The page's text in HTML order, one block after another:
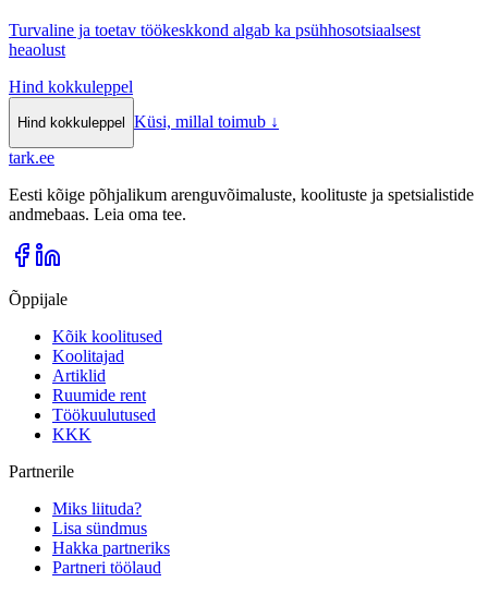
Turvaline ja toetav töökeskkond algab ka psühhosotsiaalsest
heaolust
Hind kokkuleppel
Hind kokkuleppel Küsi, millal toimub ↓
tark.ee
Eesti kõige põhjalikum arenguvõimaluste, koolituste ja spetsialistide
andmebaas. Leia oma tee.
Õppijale
Kõik koolitused
Koolitajad
Artiklid
Ruumide rent
Töökuulutused
KKK
Partnerile
Miks liituda?
Lisa sündmus
Hakka partneriks
Partneri töölaud